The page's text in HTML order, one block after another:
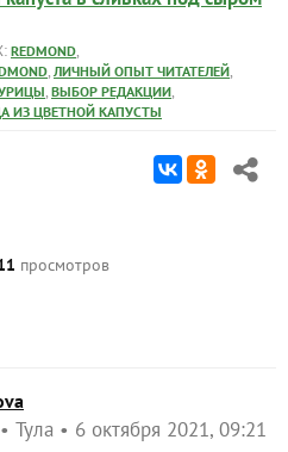
REDMOND,
, ЛИЧНЫЙ ОПЫТ ЧИТАТЕЛЕЙ,
, ВЫБОР РЕДАКЦИИ,
ИЗ ЦВЕТНОЙ КАПУСТЫ
просмотров
Тула 6 октября 2021, 09:21